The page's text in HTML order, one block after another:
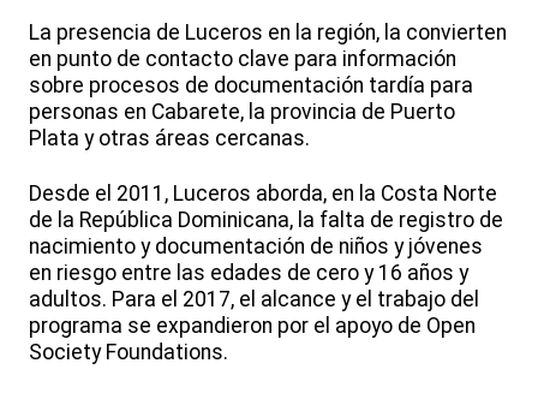
La presencia de Luceros en la región, la convierten
en punto de contacto clave para información
sobre procesos de documentación tardía para
personas en Cabarete, la provincia de Puerto
Plata y otras áreas cercanas.
Desde el 2011, Luceros aborda, en la Costa Norte
de la República Dominicana, la falta de registro de
nacimiento y documentación de niños y jóvenes
en riesgo entre las edades de cero y 16 años y
adultos. Para el 2017, el alcance y el trabajo del
programa se expandieron por el apoyo de Open
Society Foundations.